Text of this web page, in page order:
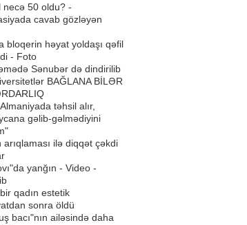
necə 50 oldu? -
cavab gözləyən
bloqerin həyat yoldaşı qəfil
- Foto
Sənubər də dindirilib
BAĞLANA BİLƏR
təhsil alır,
gəlib-gəlmədiyini
arıqlaması ilə diqqət çəkdi
yanğın - Video -
qadın estetik
sonra öldü
bacı"nın ailəsində daha